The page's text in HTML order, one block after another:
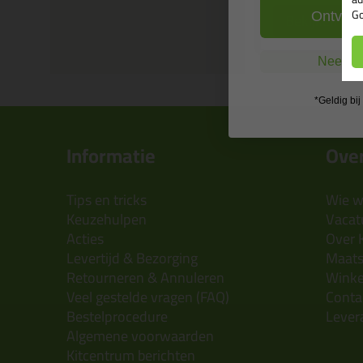
Bekijken
Informatie
Tips en tricks
Keuzehulpen
Acties
Levertijd & Bezorging
Retourneren & Annuleren
Veel gestelde vragen (FAQ)
Bestelprocedure
Algemene voorwaarden
Kitcentrum berichten
Wie
Over
Nee, ik
*Geldig bij